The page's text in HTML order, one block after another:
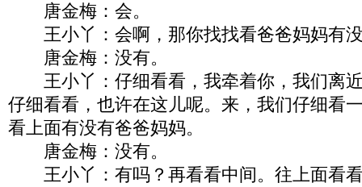
唐金梅：会。
王小丫：会啊，那你找找看爸爸妈妈有
唐金梅：没有。
王小丫：仔细看看，我牵着你，我们离
仔细看看，也许在这儿呢。来，我们仔细看
看上面有没有爸爸妈妈。
唐金梅：没有。
王小丫：有吗？再看看中间。往上面看